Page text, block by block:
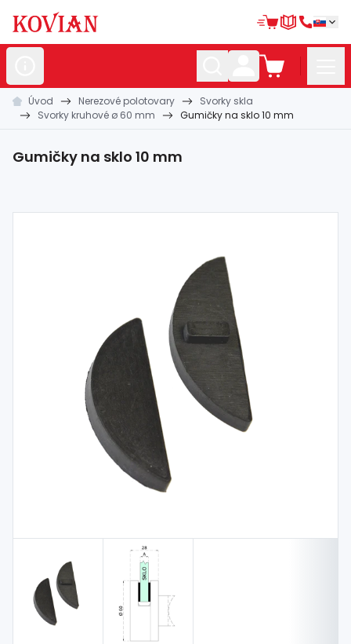
Nerezovépolotovary
polotovary
materiál
Úvod Nerezové polotovary
Svorky skla
Svorky kruhové ø 60 mm
Gumičky na sklo 10 mm
Gumičky na sklo 10 mm